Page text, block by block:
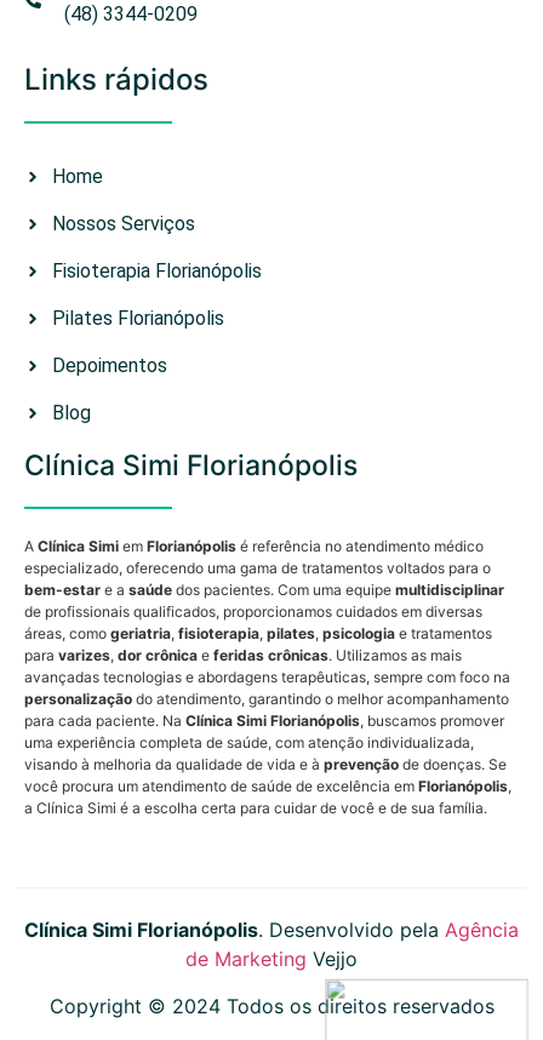
(48) 3344-0209
Links rápidos
Home
Nossos Serviços
Fisioterapia Florianópolis
Pilates Florianópolis
Depoimentos
Blog
Clínica Simi Florianópolis
A Clínica Simi em Florianópolis é referência no atendimento médico
especializado, oferecendo uma gama de tratamentos voltados para o
bem-estar e a saúde dos pacientes. Com uma equipe multidisciplinar
de profissionais qualificados, proporcionamos cuidados em diversas
áreas, como geriatria, fisioterapia, pilates, psicologia e tratamentos
para varizes, dor crônica e feridas crônicas. Utilizamos as mais
avançadas tecnologias e abordagens terapêuticas, sempre com foco na
personalização do atendimento, garantindo o melhor acompanhamento
para cada paciente. Na Clínica Simi Florianópolis, buscamos promover
uma experiência completa de saúde, com atenção individualizada,
visando à melhoria da qualidade de vida e à prevenção de doenças. Se
você procura um atendimento de saúde de excelência em Florianópolis,
a Clínica Simi é a escolha certa para cuidar de você e de sua família.
Clínica Simi Florianópolis. Desenvolvido pela Agência
de Marketing Vejjo
Copyright © 2024 Todos os direitos reservados